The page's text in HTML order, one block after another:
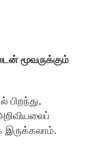
மூவருக்கும்
பிறந்து,
இருக்கலாம்.